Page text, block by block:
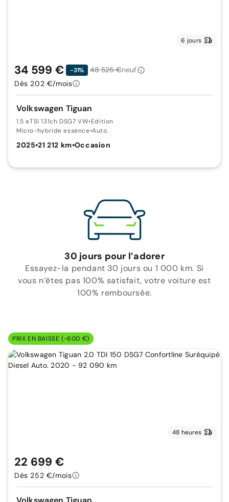
6 jours
Volkswagen Tiguan
1.5 eTSI 131ch DSG7 VW•Edition
Micro-hybride essence•Auto.
2025•21 212 km•Occasion
34 599 € -31% 48 525 €neuf
Dès 202 €/mois
30 jours pour l’adorer
Essayez-la pendant 30 jours ou 1 000 km. Si
vous n’êtes pas 100% satisfait, votre voiture est
100% remboursée.
PRIX EN BAISSE (-600 €)
48 heures
22 699 €
Dès 252 €/mois